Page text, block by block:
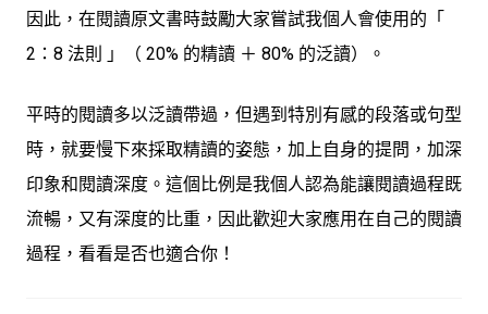
因此，在閱讀原文書時鼓勵大家嘗試我個人會使用的 「
2：8 法則
」（ 20% 的精讀 ＋ 80% 的泛讀）。
平時的閱讀多以泛讀帶過，但遇到特別有感的段落或句型
時，就要慢下來採取精讀的姿態，加上自身的提問，加深
印象和閱讀深度。這個比例是我個人認為能讓閱讀過程既
流暢，又有深度的比重，因此歡迎大家應用在自己的閱讀
過程，看看是否也適合你！